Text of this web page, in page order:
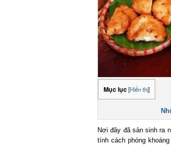
Mục lục [Hiển thị]
Nơi đây đã sản sinh ra
tính cách phóng